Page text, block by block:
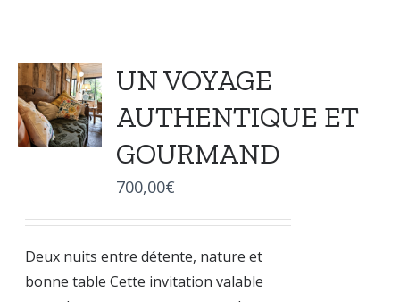
UN VOYAGE
AUTHENTIQUE ET
GOURMAND
700,00€
Deux nuits entre détente, nature et
bonne table Cette invitation valable